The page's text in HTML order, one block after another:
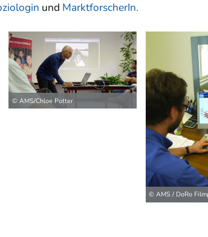
und MarktforscherIn.
© AMS/Chloe Potter
© AMS / DoRo